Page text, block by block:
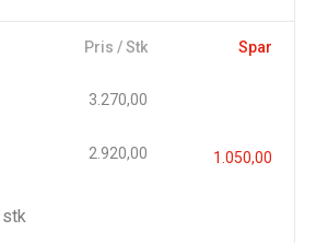
Pris / Stk Spar
3.270,00
2.920,00 1.050,00
stk